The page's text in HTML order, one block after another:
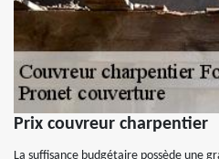
Prix couvreur charpentier
La suffisance budgétaire possède une